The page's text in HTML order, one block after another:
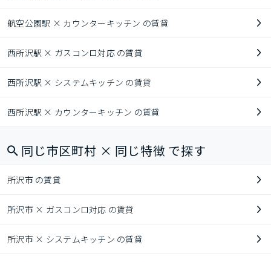
航空公園駅 × カウンターキッチン の賃貸
西所沢駅 × ガスコンロ対応 の賃貸
西所沢駅 × システムキッチン の賃貸
西所沢駅 × カウンターキッチン の賃貸
同じ市区町村 × 同じ特徴 で探す
所沢市 の賃貸
所沢市 × ガスコンロ対応 の賃貸
所沢市 × システムキッチン の賃貸